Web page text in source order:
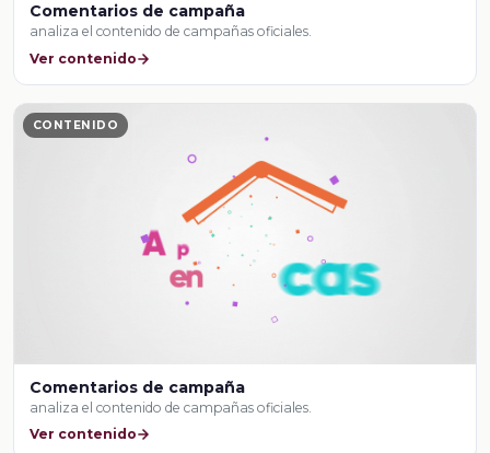
Comentarios de campaña
analiza el contenido de campañas oficiales.
Ver contenido
CONTENIDO
Comentarios de campaña
analiza el contenido de campañas oficiales.
Ver contenido